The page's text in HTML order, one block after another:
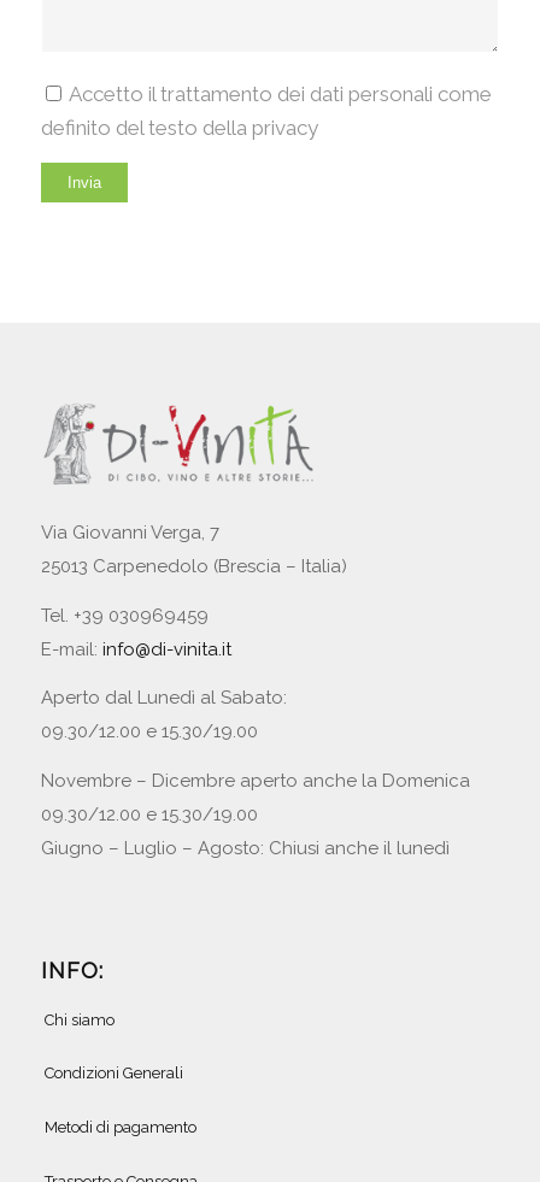
Accetto il trattamento dei dati personali come
definito del testo della privacy
Via Giovanni Verga, 7
25013 Carpenedolo (Brescia – Italia)
Tel. +39 030969459
E-mail: info@di-vinita.it
Aperto dal Lunedì al Sabato:
09.30/12.00 e 15.30/19.00
Novembre – Dicembre aperto anche la Domenica
09.30/12.00 e 15.30/19.00
Giugno – Luglio – Agosto: Chiusi anche il lunedì
INFO:
Chi siamo
Condizioni Generali
Metodi di pagamento